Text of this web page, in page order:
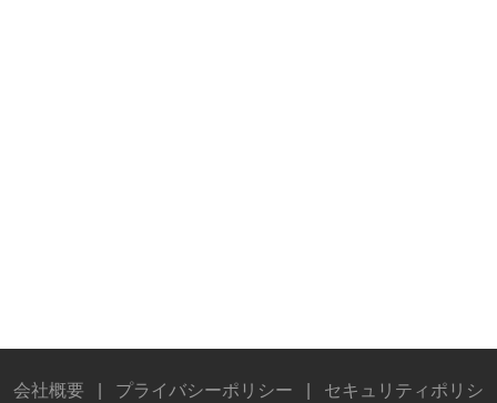
会社概要 プライバシーポリシー セキュリティポリシ